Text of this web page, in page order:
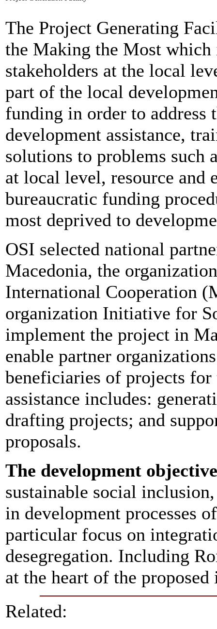
The Project Generating
the Making the Most
stakeholders at the local
part of the local
funding in order to address
development assistance,
solutions to problems such
at local level, resource and
bureaucratic funding
most deprived to
OSI selected national
Macedonia, the
International Cooperation
organization Initiative for
implement the project in
enable partner
beneficiaries of projects
assistance includes:
drafting projects; and
proposals.
The development
sustainable social
in development processes
particular focus on
desegregation. Including
at the heart of the
Related: